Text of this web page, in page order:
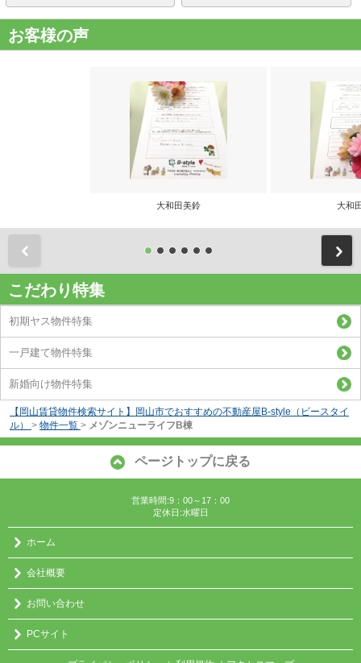
お客様の声
大和田美鈴 大和
こだわり特集
初期ヤス物件特集
一戸建て物件特集
新婚向け物件特集
【岡山賃貸物件検索サイト】岡山市でおすすめの不動産屋B-style（ビースタイ
ル）
> 物件一覧 > メゾンニューライフB棟
ページトップに戻る
営業時間:9：00～17：00
定休日:水曜日
ホーム
会社概要
お問い合わせ
PCサイト